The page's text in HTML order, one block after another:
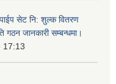
सेट नि: शुल्क वितरण
गठन जानकारी सम्बन्धमा।
17:13